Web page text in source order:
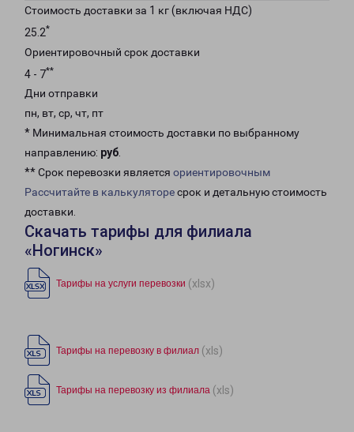
Стоимость доставки за 1 кг (включая НДС)
25.2*
Ориентировочный срок доставки
4 - 7**
Дни отправки
пн, вт, ср, чт, пт
* Минимальная стоимость доставки по выбранному
направлению: руб.
** Срок перевозки является ориентировочным
Рассчитайте в калькуляторесрок и детальную стоимость
доставки.
Скачать тарифы для филиала
«Ногинск»
Тарифы на услуги перевозки (xlsx)
Тарифы на перевозку в филиал (xls)
Тарифы на перевозку из филиала (xls)